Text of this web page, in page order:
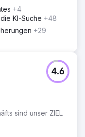
über 200
und
11 in den USA für
des
+4
KI-Suche +48
+29
sind unser ZIEL
4.6